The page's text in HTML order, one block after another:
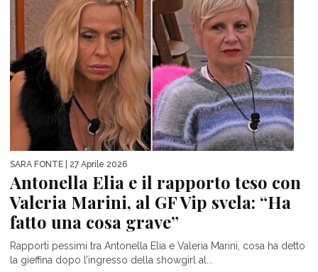
SARA FONTE | 27 Aprile 2026
Antonella Elia e il rapporto teso con
Valeria Marini, al GF Vip svela: “Ha
fatto una cosa grave”
Rapporti pessimi tra Antonella Elia e Valeria Marini, cosa ha detto
la gieffina dopo l’ingresso della showgirl al...